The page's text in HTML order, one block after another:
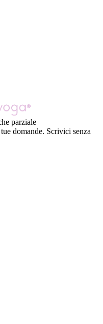
parziale
domande. Scrivici senza